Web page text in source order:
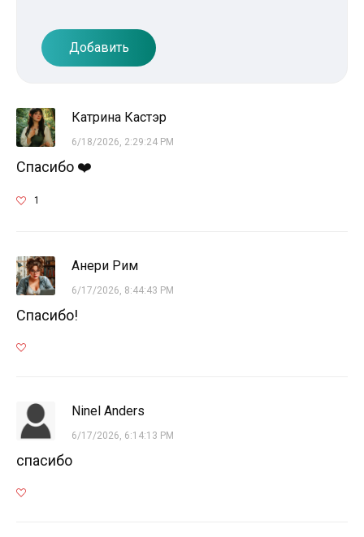
Добавить
Катрина Кастэр
6/18/2026, 2:29:24 PM
Спасибо ‍❤️‍
1
Анери Рим
6/17/2026, 8:44:43 PM
Спасибо!
Ninel Anders
6/17/2026, 6:14:13 PM
спасибо